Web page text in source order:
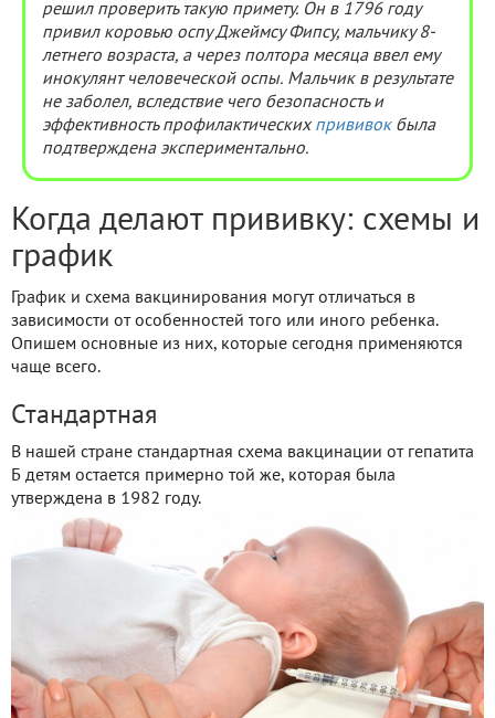
решил проверить такую примету. Он в 1796 году
привил коровью оспу Джеймсу Фипсу, мальчику 8-
летнего возраста, а через полтора месяца ввел ему
инокулянт человеческой оспы. Мальчик в результате
не заболел, вследствие чего безопасность и
эффективность профилактических прививокбыла
подтверждена экспериментально.
Когда делают прививку: схемы и
график
График и схема вакцинирования могут отличаться в
зависимости от особенностей того или иного ребенка.
Опишем основные из них, которые сегодня применяются
чаще всего.
Стандартная
В нашей стране стандартная схема вакцинации от гепатита
Б детям остается примерно той же, которая была
утверждена в 1982 году.